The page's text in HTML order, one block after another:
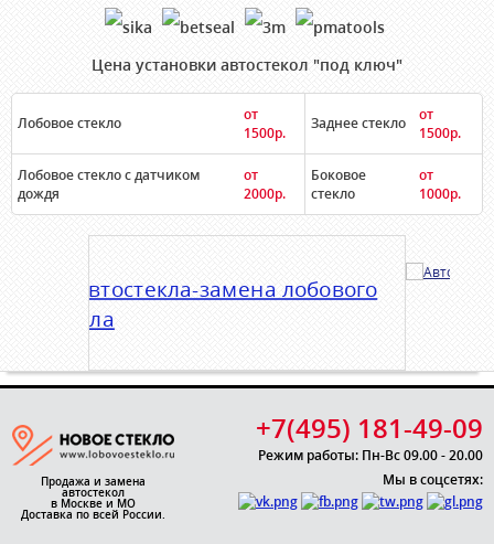
Цена установки автостекол "под ключ"
Лобовое стекло
от
1500р.
Заднее стекло
от
1500р.
Лобовое стекло с датчиком
дождя
от
2000р.
Боковое
стекло
от
1000р.
Продажа и замена
автостекол
в Москве и МО
Доставка по всей России.
+7(495) 181-49-09
Режим работы: Пн-Вс 09.00 - 20.00
Мы в соцсетях: